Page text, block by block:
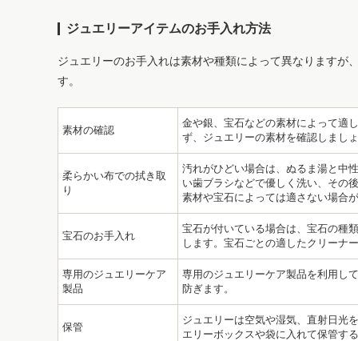
ジュエリーアイテムのお手入れ方法
ジュエリーのお手入れは素材や種類によって異なりますが
す。
素材の確認
金や銀、宝石などの素材によって適
ず、ジュエリーの素材を確認しましょ
柔らかい布での拭き取
り
汚れがひどい場合は、ぬるま湯と中
い歯ブラシなどで優しく洗い、その
素材や宝石によっては適さない場合
宝石のお手入れ
宝石が付いている場合は、宝石の種
します。宝石ごとの適したクリーナ
専用のジュエリーケア
製品
専用のジュエリーケア製品を利用し
防ぎます。
保管
ジュエリーは空気や湿気、直射日光
エリーボックスや袋に入れて保管す